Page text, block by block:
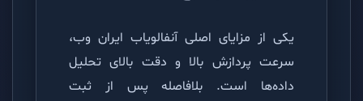
یکی از مزایای اصلی آنفالویاب ایران وب،
سرعت پردازش بالا و دقت بالای تحلیل
داده‌ها است. بلافاصله پس از ثبت